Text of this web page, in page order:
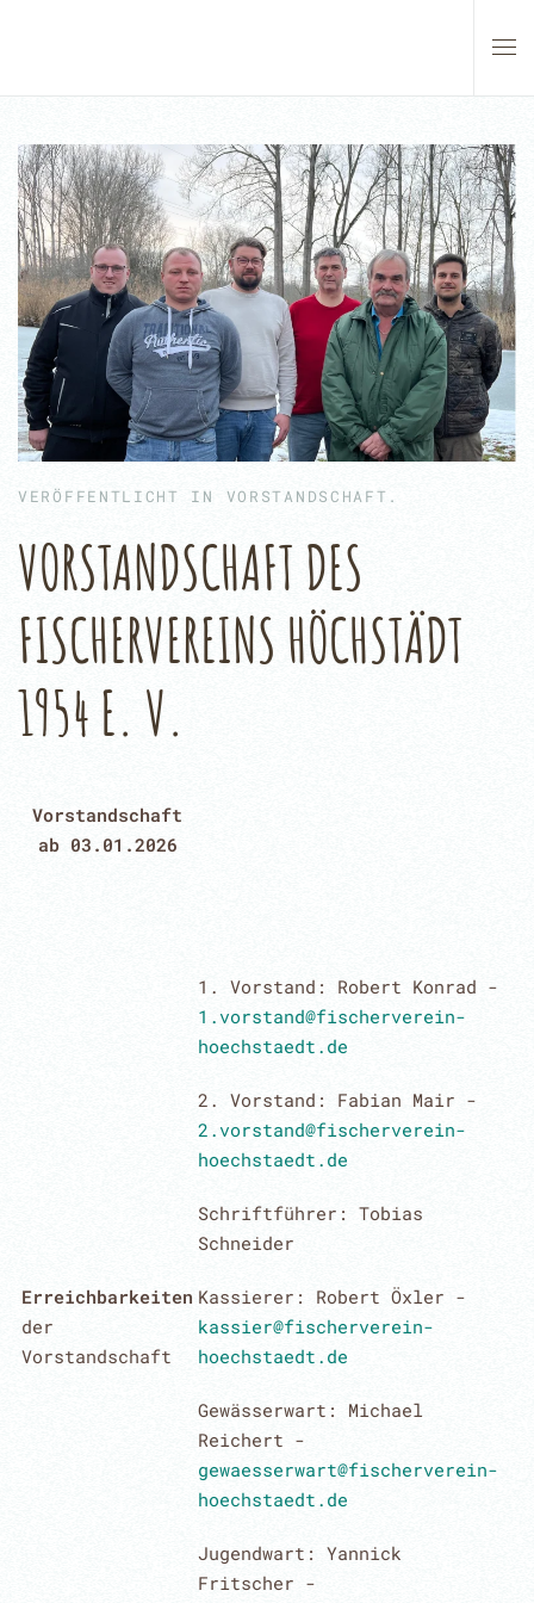
VERÖFFENTLICHT IN VORSTANDSCHAFT .
VORSTANDSCHAFT DES
FISCHERVEREINS HÖCHSTÄDT
1954 E. V.
Vorstandschaft
ab 03.01.2026
Erreichbarkeiten
der
Vorstandschaft
1. Vorstand: Robert Konrad -
1.vorstand@fischerverein-
hoechstaedt.de
2. Vorstand: Fabian Mair -
2.vorstand@fischerverein-
hoechstaedt.de
Schriftführer: Tobias
Schneider
Kassierer: Robert Öxler -
kassier@fischerverein-
hoechstaedt.de
Gewässerwart: Michael
Reichert -
gewaesserwart@fischerverein-
hoechstaedt.de
Jugendwart: Yannick
Fritscher -